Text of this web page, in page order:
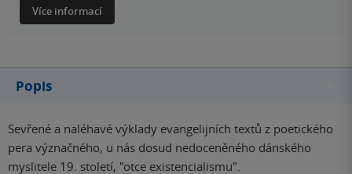
Více informací
Popis
Sevřené a naléhavé výklady evangelijních textů z poetického
pera význačného, u nás dosud nedoceněného dánského
myslitele 19. století, "otce existencialismu".